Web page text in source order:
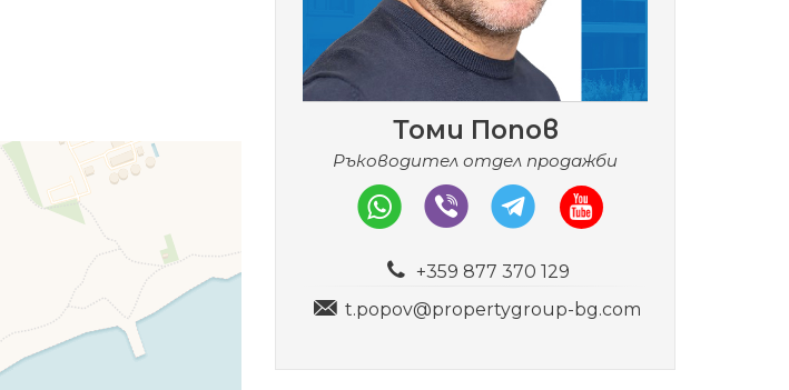
Томи Попов
Ръководител отдел продажби
+359 877 370 129
t.popov@propertygroup-bg.com